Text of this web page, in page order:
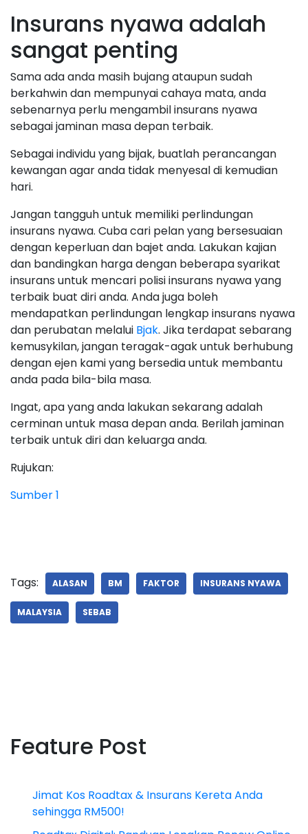
Insurans nyawa adalah
sangat penting
Sama ada anda masih bujang ataupun sudah
berkahwin dan mempunyai cahaya mata, anda
sebenarnya perlu mengambil insurans nyawa
sebagai jaminan masa depan terbaik.
Sebagai individu yang bijak, buatlah perancangan
kewangan agar anda tidak menyesal di kemudian
hari.
Jangan tangguh untuk memiliki perlindungan
insurans nyawa. Cuba cari pelan yang bersesuaian
dengan keperluan dan bajet anda. Lakukan kajian
dan bandingkan harga dengan beberapa syarikat
insurans untuk mencari polisi insurans nyawa yang
terbaik buat diri anda. Anda juga boleh
mendapatkan perlindungan lengkap insurans nyawa
dan perubatan melalui Bjak. Jika terdapat sebarang
kemusykilan, jangan teragak-agak untuk berhubung
dengan ejen kami yang bersedia untuk membantu
anda pada bila-bila masa.
Ingat, apa yang anda lakukan sekarang adalah
cerminan untuk masa depan anda. Berilah jaminan
terbaik untuk diri dan keluarga anda.
Rujukan:
Sumber 1
Tags: ALASAN BM FAKTOR INSURANS NYAWA
MALAYSIA SEBAB
Feature Post
Jimat Kos Roadtax & Insurans Kereta Anda
sehingga RM500!